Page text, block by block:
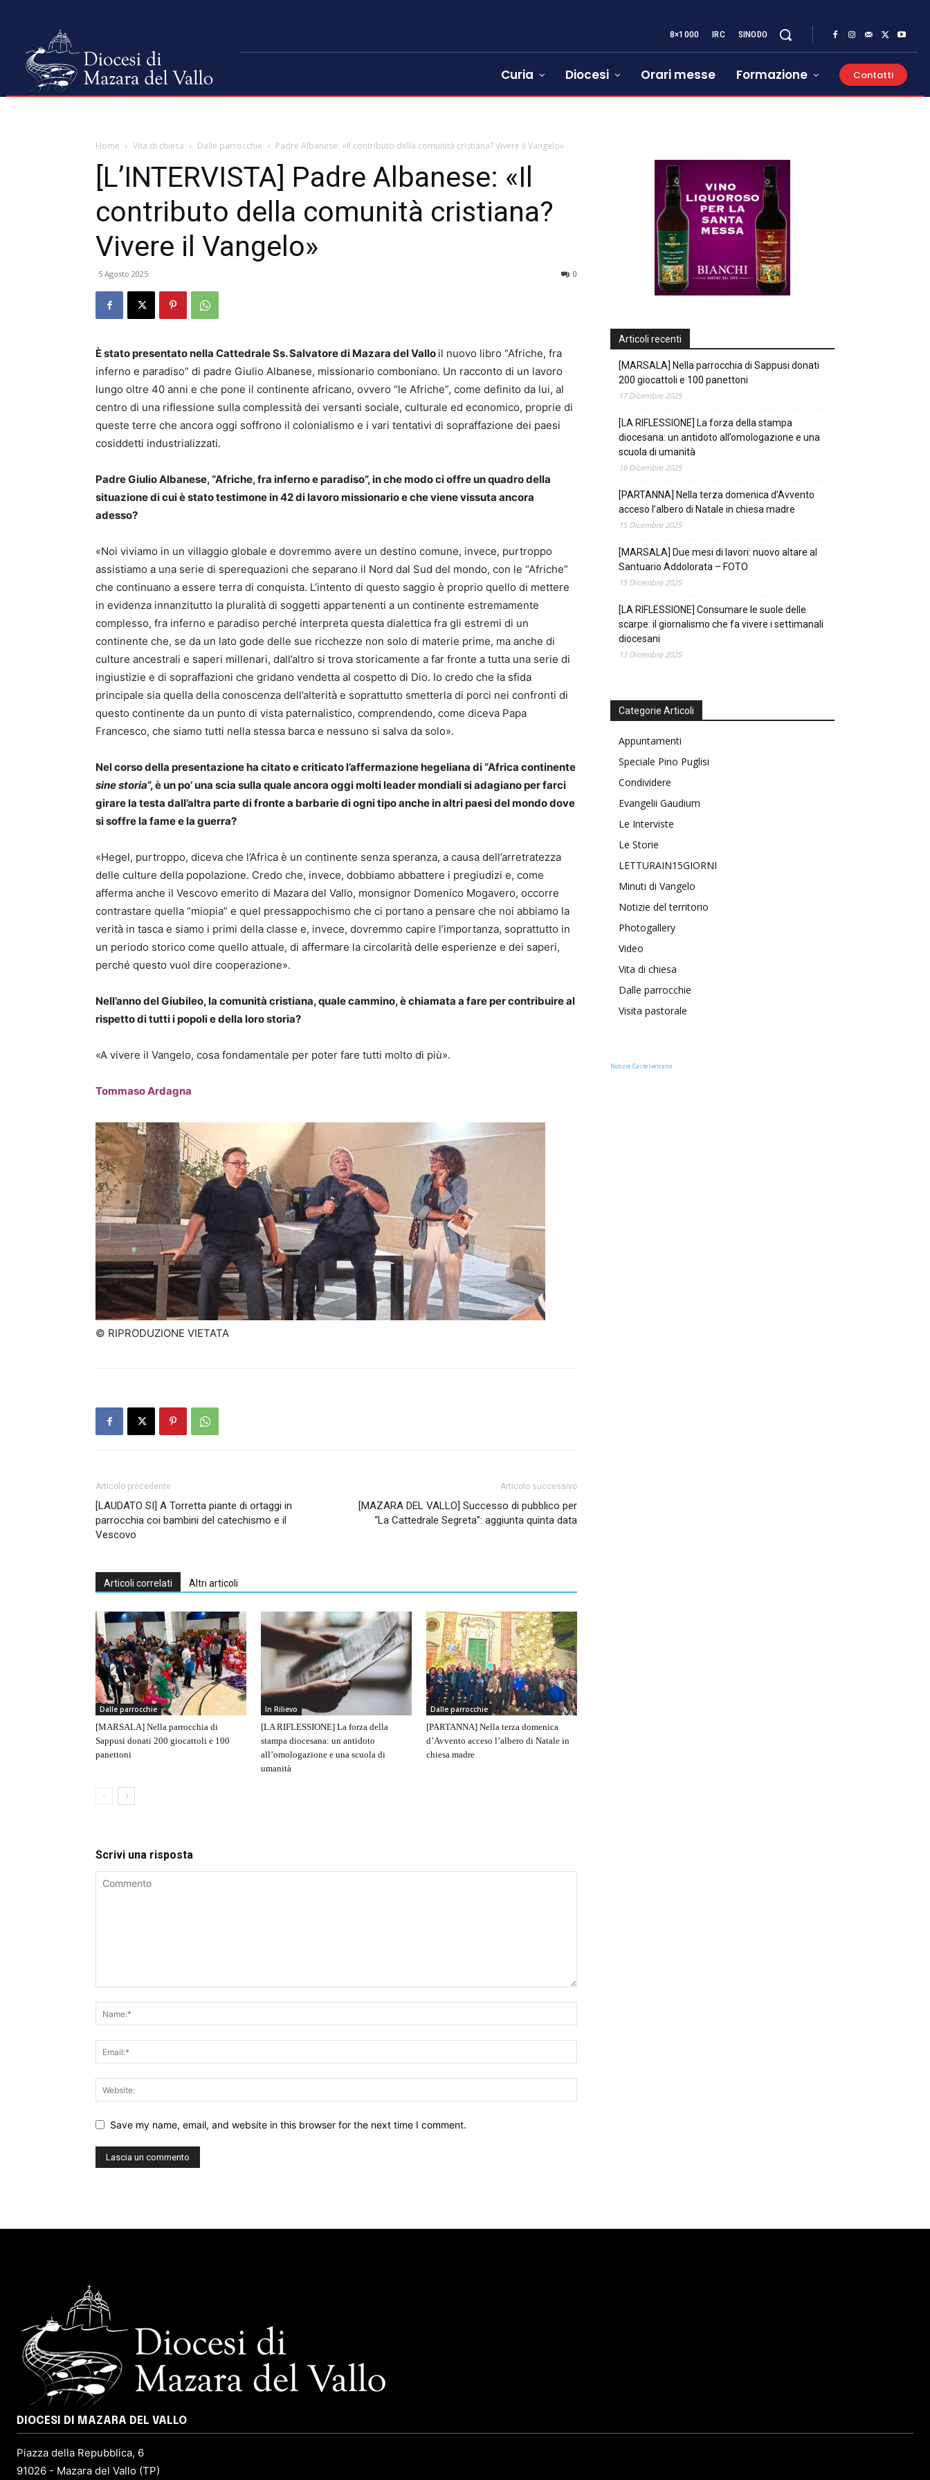
8×1000 IRC SINODO
Curia Diocesi Orari messe Formazione Contatti
Home Vita di chiesa Dalle parrocchie Padre Albanese: «Il contributo della comunità cristiana? Vivere il Vangelo»
[L’INTERVISTA] Padre Albanese: «Il
contributo della comunità cristiana?
Vivere il Vangelo»
5 Agosto 2025 0
È stato presentato nella Cattedrale Ss. Salvatore di Mazara del Vallo il nuovo libro “Afriche, fra
inferno e paradiso” di padre Giulio Albanese, missionario comboniano. Un racconto di un lavoro
lungo oltre 40 anni e che pone il continente africano, ovvero “le Afriche”, come definito da lui, al
centro di una riflessione sulla complessità dei versanti sociale, culturale ed economico, proprie di
queste terre che ancora oggi soffrono il colonialismo e i vari tentativi di sopraffazione dei paesi
cosiddetti industrializzati.
Padre Giulio Albanese, “Afriche, fra inferno e paradiso”, in che modo ci offre un quadro della
situazione di cui è stato testimone in 42 di lavoro missionario e che viene vissuta ancora
adesso?
«Noi viviamo in un villaggio globale e dovremmo avere un destino comune, invece, purtroppo
assistiamo a una serie di sperequazioni che separano il Nord dal Sud del mondo, con le “Afriche”
che continuano a essere terra di conquista. L’intento di questo saggio è proprio quello di mettere
in evidenza innanzitutto la pluralità di soggetti appartenenti a un continente estremamente
complesso, fra inferno e paradiso perché interpreta questa dialettica fra gli estremi di un
continente che, se da un lato gode delle sue ricchezze non solo di materie prime, ma anche di
culture ancestrali e saperi millenari, dall’altro si trova storicamente a far fronte a tutta una serie di
ingiustizie e di sopraffazioni che gridano vendetta al cospetto di Dio. Io credo che la sfida
principale sia quella della conoscenza dell’alterità e soprattutto smetterla di porci nei confronti di
questo continente da un punto di vista paternalistico, comprendendo, come diceva Papa
Francesco, che siamo tutti nella stessa barca e nessuno si salva da solo».
Nel corso della presentazione ha citato e criticato l’affermazione hegeliana di “Africa continente
sine storia”, è un po’ una scia sulla quale ancora oggi molti leader mondiali si adagiano per farci
girare la testa dall’altra parte di fronte a barbarie di ogni tipo anche in altri paesi del mondo dove
si soffre la fame e la guerra?
«Hegel, purtroppo, diceva che l’Africa è un continente senza speranza, a causa dell’arretratezza
delle culture della popolazione. Credo che, invece, dobbiamo abbattere i pregiudizi e, come
afferma anche il Vescovo emerito di Mazara del Vallo, monsignor Domenico Mogavero, occorre
contrastare quella “miopia” e quel pressappochismo che ci portano a pensare che noi abbiamo la
verità in tasca e siamo i primi della classe e, invece, dovremmo capire l’importanza, soprattutto in
un periodo storico come quello attuale, di affermare la circolarità delle esperienze e dei saperi,
perché questo vuol dire cooperazione».
Nell’anno del Giubileo, la comunità cristiana, quale cammino, è chiamata a fare per contribuire al
rispetto di tutti i popoli e della loro storia?
«A vivere il Vangelo, cosa fondamentale per poter fare tutti molto di più».
Tommaso Ardagna
© RIPRODUZIONE VIETATA
Articolo precedente
[LAUDATO SI] A Torretta piante di ortaggi in
parrocchia coi bambini del catechismo e il
Vescovo
Articolo successivo
[MAZARA DEL VALLO] Successo di pubblico per
“La Cattedrale Segreta”: aggiunta quinta data
Articoli correlati Altri articoli
Dalle parrocchie
[MARSALA] Nella parrocchia di
Sappusi donati 200 giocattoli e 100
panettoni
In Rilievo
[LA RIFLESSIONE] La forza della
stampa diocesana: un antidoto
all’omologazione e una scuola di
umanità
Dalle parrocchie
[PARTANNA] Nella terza domenica
d’Avvento acceso l’albero di Natale in
chiesa madre
Scrivi una risposta
Save my name, email, and website in this browser for the next time I comment.
Articoli recenti
[MARSALA] Nella parrocchia di Sappusi donati
200 giocattoli e 100 panettoni
17 Dicembre 2025
[LA RIFLESSIONE] La forza della stampa
diocesana: un antidoto all’omologazione e una
scuola di umanità
16 Dicembre 2025
[PARTANNA] Nella terza domenica d’Avvento
acceso l’albero di Natale in chiesa madre
15 Dicembre 2025
[MARSALA] Due mesi di lavori: nuovo altare al
Santuario Addolorata – FOTO
15 Dicembre 2025
[LA RIFLESSIONE] Consumare le suole delle
scarpe: il giornalismo che fa vivere i settimanali
diocesani
13 Dicembre 2025
Categorie Articoli
Appuntamenti
Speciale Pino Puglisi
Condividere
Evangelii Gaudium
Le Interviste
Le Storie
LETTURAIN15GIORNI
Minuti di Vangelo
Notizie del territorio
Photogallery
Video
Vita di chiesa
Dalle parrocchie
Visita pastorale
Notizie Castelvetrano
DIOCESI DI MAZARA DEL VALLO
Piazza della Repubblica, 6
91026 - Mazara del Vallo (TP)